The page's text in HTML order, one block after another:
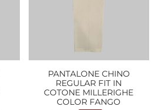
PANTALONE CHINO
REGULAR FIT IN
COTONE MILLERIGHE
COLOR FANGO